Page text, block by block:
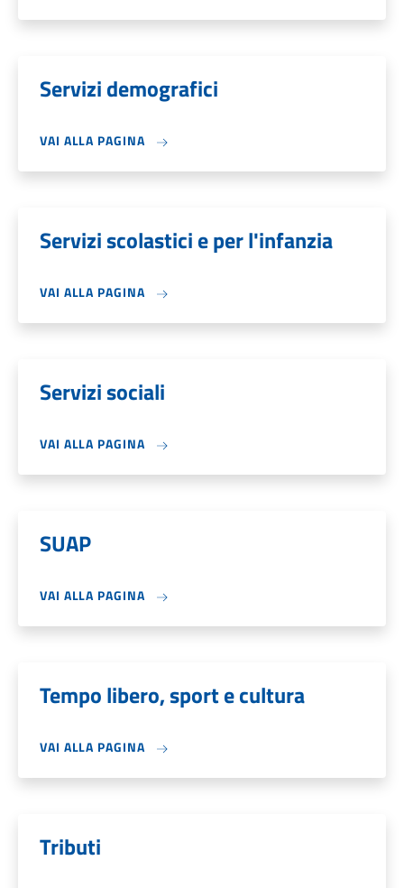
Servizi demografici
VAI ALLA PAGINA
Servizi scolastici e per l'infanzia
VAI ALLA PAGINA
Servizi sociali
VAI ALLA PAGINA
SUAP
VAI ALLA PAGINA
Tempo libero, sport e cultura
VAI ALLA PAGINA
Tributi